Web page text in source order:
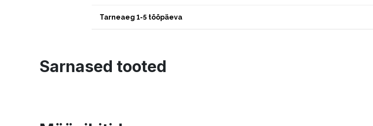
Tarneaeg 1-5 tööpäeva
Sarnased tooted